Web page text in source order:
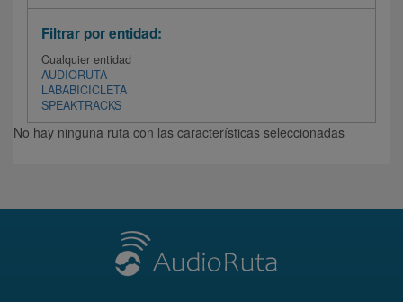
Filtrar por entidad:
Cualquier entidad
AUDIORUTA
LABABICICLETA
SPEAKTRACKS
No hay ninguna ruta con las características seleccionadas